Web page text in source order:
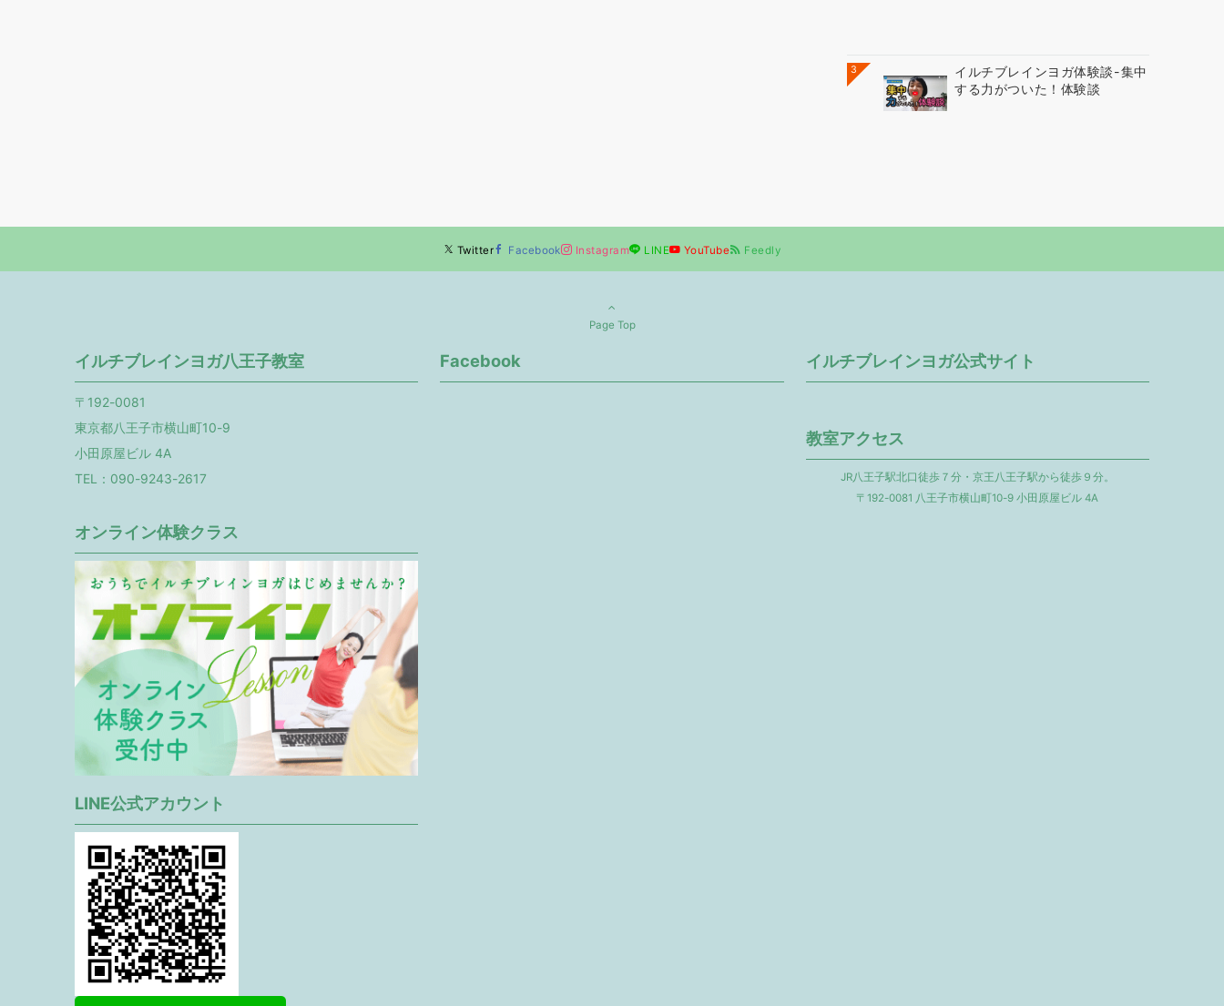
3
イルチブレインヨガ体験談-集中
する力がついた！体験談
Twitter Facebook Instagram LINE YouTube Feedly
Page Top
イルチブレインヨガ八王子教室
〒192-0081
東京都八王子市横山町10-9
小田原屋ビル 4A
TEL：090-9243-2617
オンライン体験クラス
LINE公式アカウント
Facebook イルチブレインヨガ公式サイト
教室アクセス
JR八王子駅北口徒歩７分・京王八王子駅から徒歩９分。
〒192-0081 八王子市横山町10-9 小田原屋ビル 4A